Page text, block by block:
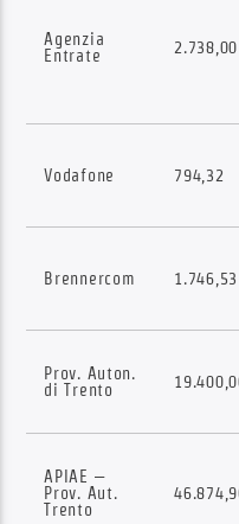
Agenzia
Entrate
2.738,00
Vodafone 794,32
Brennercom 1.746,53
Prov. Auton.
di Trento
APIAE –
Prov. Aut.
Trento